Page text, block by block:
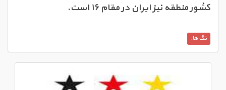
کشور منطقه نیز ایران در مقام ۱۶ است.
تگ ها: